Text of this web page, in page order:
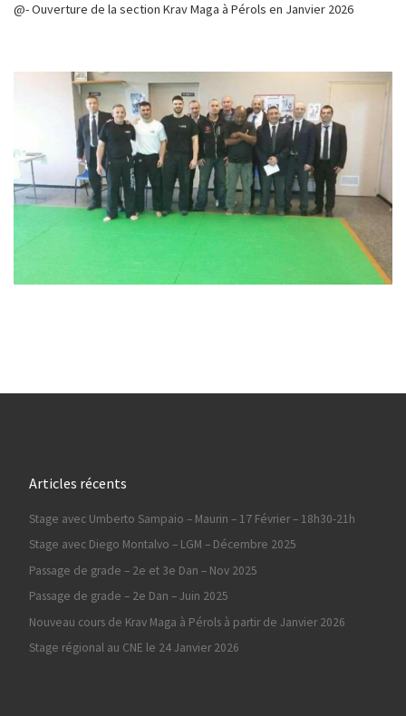
@- Ouverture de la section Krav Maga à Pérols en Janvier 2026
Articles récents
Stage avec Umberto Sampaio – Maurin – 17 Février – 18h30-21h
Stage avec Diego Montalvo – LGM – Décembre 2025
Passage de grade – 2e et 3e Dan – Nov 2025
Passage de grade – 2e Dan – Juin 2025
Nouveau cours de Krav Maga à Pérols à partir de Janvier 2026
Stage régional au CNE le 24 Janvier 2026